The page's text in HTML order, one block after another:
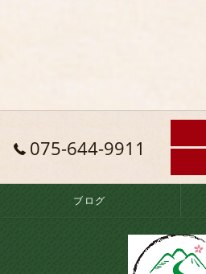
075-644-9911
ブログ